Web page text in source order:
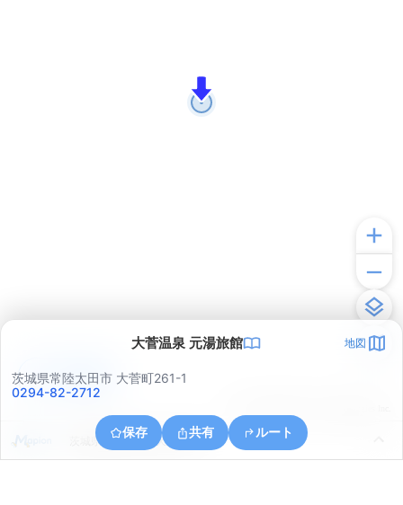
大菅温泉 元湯旅館 地図
茨城県常陸太田市 大菅町261-1
0294-82-2712
保存 共有 ルート
茨城県常陸太田市天下野町
アプリで見る